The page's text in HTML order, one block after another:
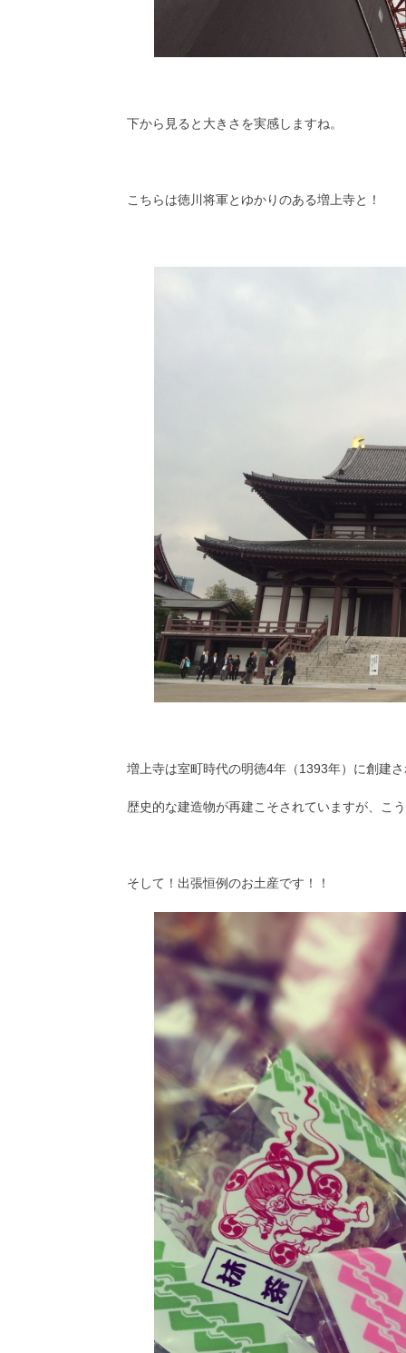
下から見ると大きさを実感しますね。
こちらは徳川将軍とゆかりのある増上寺と！
増上寺は室町時代の明徳4年（1393年）に創建
歴史的な建造物が再建こそされていますが、こ
そして！出張恒例のお土産です！！